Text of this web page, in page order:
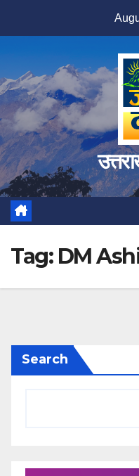
Tag: DM
Search